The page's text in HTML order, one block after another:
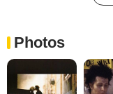
Photos